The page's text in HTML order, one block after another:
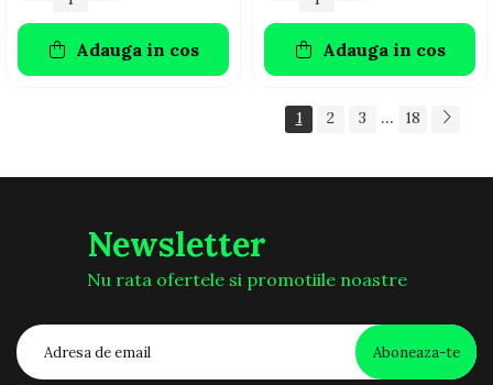
Adauga in cos Adauga in cos
1 2 3 ... 18
Newsletter
Nu rata ofertele si promotiile noastre